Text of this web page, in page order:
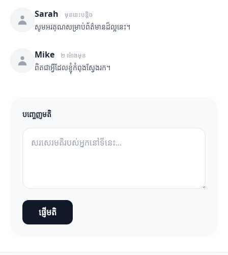
Sarah មុននេះបន្តិច
សូមអរគុណសម្រាប់ព័ត៌មានដ៏ល្អនេះ។
Mike ២ ម៉ោងមុន
ពិតជាអ្វីដែលខ្ញុំកំពុងស្វែងរក។
បញ្ចេញមតិ
ផ្ញើមតិ